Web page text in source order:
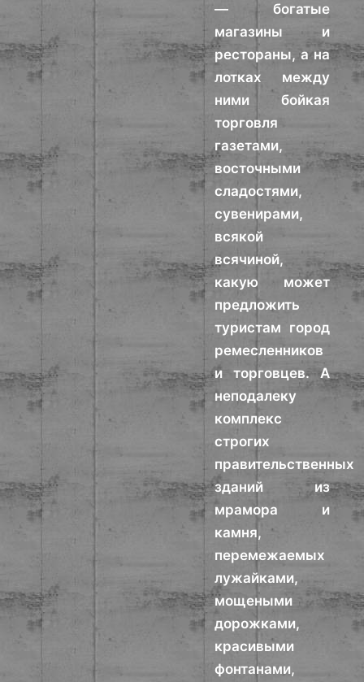
— богатые
магазины и
рестораны, а на
лотках между
ними бойкая
торговля
газетами,
восточными
сладостями,
сувенирами,
всякой
всячиной,
какую может
предложить
туристам город
ремесленников
и торговцев. А
неподалеку
комплекс
строгих
правительственных
зданий из
мрамора и
камня,
перемежаемых
лужайками,
мощеными
дорожками,
красивыми
фонтанами,